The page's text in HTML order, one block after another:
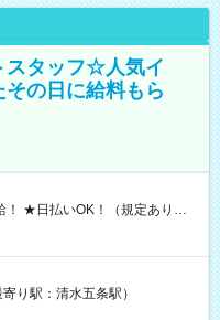
スタッフ☆人気イ
の日に給料もら
後はコンビニATMから 日払
り駅：清水五条駅）